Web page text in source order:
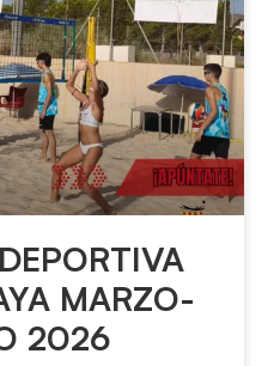
MARZO-
2026